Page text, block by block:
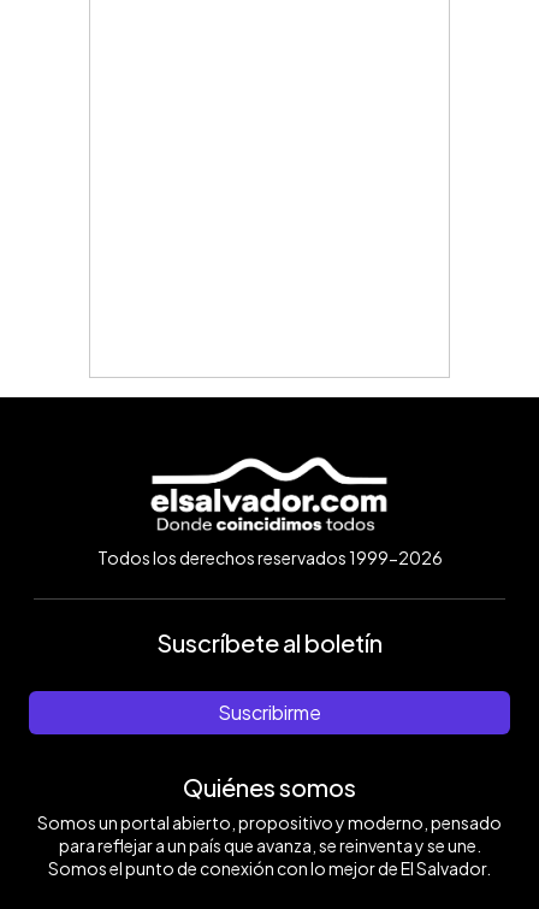
Todos los derechos reservados 1999-2026
Suscríbete al boletín
Suscribirme
Quiénes somos
Somos un portal abierto, propositivo y moderno, pensado
para reflejar a un país que avanza, se reinventa y se une.
Somos el punto de conexión con lo mejor de El Salvador.